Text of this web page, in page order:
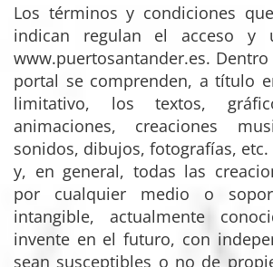
Los términos y condiciones
indican regulan el acceso y
www.puertosantander.es.
portal se comprenden, a título
limitativo, los textos,
animaciones, creaciones
sonidos, dibujos, fotografías,
y, en general, todas las
por cualquier medio o
intangible, actualmente
invente en el futuro, con
sean susceptibles o no de